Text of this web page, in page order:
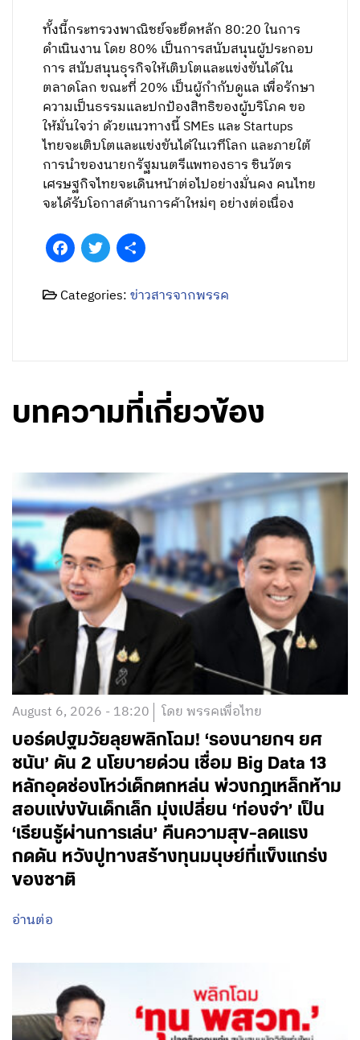
ทั้งนี้กระทรวงพาณิชย์จะยึดหลัก 80:20 ในการ
ดำเนินงาน โดย 80% เป็นการสนับสนุนผู้ประกอบ
การ สนับสนุนธุรกิจให้เติบโตและแข่งขันได้ใน
ตลาดโลก ขณะที่ 20% เป็นผู้กำกับดูแล เพื่อรักษา
ความเป็นธรรมและปกป้องสิทธิของผู้บริโภค ขอ
ให้มั่นใจว่า ด้วยแนวทางนี้ SMEs และ Startups
ไทยจะเติบโตและแข่งขันได้ในเวทีโลก และภายใต้
การนำของนายกรัฐมนตรีแพทองธาร ชินวัตร
เศรษฐกิจไทยจะเดินหน้าต่อไปอย่างมั่นคง คนไทย
จะได้รับโอกาสด้านการค้าใหม่ๆ อย่างต่อเนื่อง
FacebookTwitter
Categories:ข่าวสารจากพรรค
บทความที่เกี่ยวข้อง
August 6, 2026 - 18:20 โดย พรรคเพื่อไทย
บอร์ดปฐมวัยลุยพลิกโฉม! ‘รองนายกฯ ยศ
ชนัน’ ดัน 2 นโยบายด่วน เชื่อม Big Data 13
หลักอุดช่องโหว่เด็กตกหล่น พ่วงกฎเหล็กห้าม
สอบแข่งขันเด็กเล็ก มุ่งเปลี่ยน ‘ท่องจำ’ เป็น
‘เรียนรู้ผ่านการเล่น’ คืนความสุข-ลดแรง
กดดัน หวังปูทางสร้างทุนมนุษย์ที่แข็งแกร่ง
ของชาติ
อ่านต่อ